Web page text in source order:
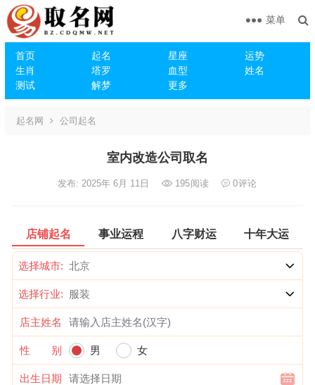
首页 起名 星座
运势
生肖
塔罗 血型
姓名
测试
解梦 更多
菜单
起名网 公司起名
室内改造公司取名
发布: 2025年 6月 11日 195阅读 0评论
店铺起名 事业运程 八字财运 十年大运
选择城市:
选择行业:
店主姓名
性 别 男 女
出生日期